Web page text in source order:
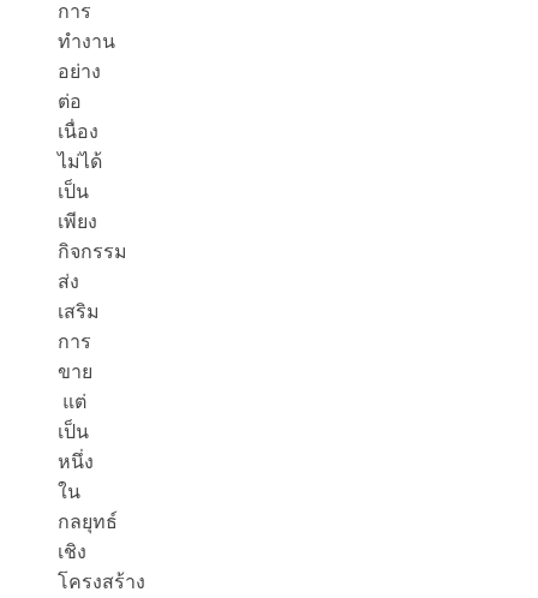
การ
ทำงาน
อย่าง
ต่อ
เนื่อง
ไม่ได้
เป็น
เพียง
กิจกรรม
ส่ง
เสริม
การ
ขาย
แต่
เป็น
หนึ่ง
ใน
กลยุทธ์
เชิง
โครงสร้าง